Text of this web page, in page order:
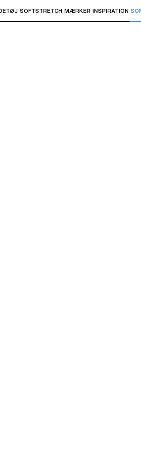
og "Pil op" eller
SOFTSTRETCH MÆRKER INSPIRATION